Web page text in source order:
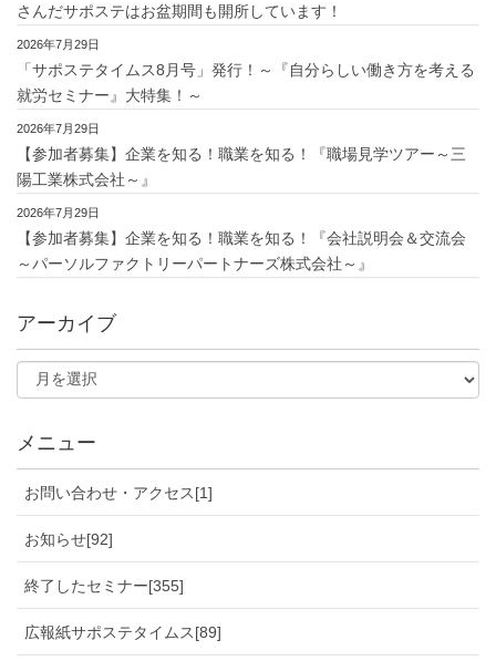
さんだサポステはお盆期間も開所しています！
2026年7月29日
「サポステタイムス8月号」発行！～『自分らしい働き方を考える
就労セミナー』大特集！～
2026年7月29日
【参加者募集】企業を知る！職業を知る！『職場見学ツアー～三
陽工業株式会社～』
2026年7月29日
【参加者募集】企業を知る！職業を知る！『会社説明会＆交流会
～パーソルファクトリーパートナーズ株式会社～』
アーカイブ
メニュー
お問い合わせ・アクセス[1]
お知らせ[92]
終了したセミナー[355]
広報紙サポステタイムス[89]